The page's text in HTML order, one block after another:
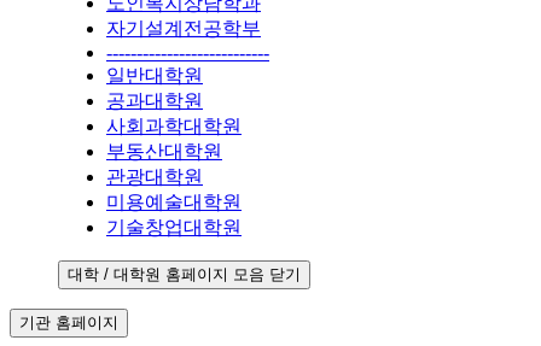
자기설계전공학부
---------------------------
일반대학원
공과대학원
사회과학대학원
부동산대학원
관광대학원
미용예술대학원
기술창업대학원
대학 / 대학원 홈페이지 모음 닫기
기관 홈페이지